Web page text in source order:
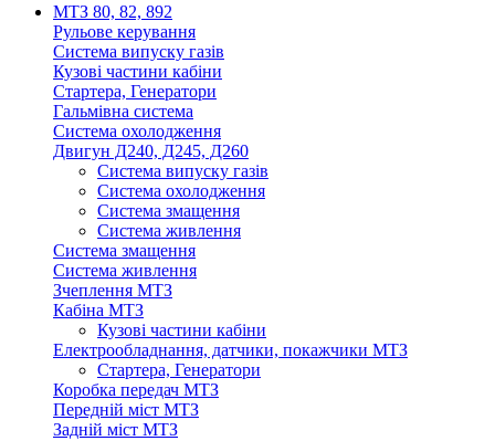
МТЗ 80, 82, 892
Рульове керування
Система випуску газів
Кузові частини кабіни
Стартера, Генератори
Гальмівна система
Система охолодження
Двигун Д240, Д245, Д260
Система випуску газів
Система охолодження
Система змащення
Система живлення
Система змащення
Система живлення
Зчеплення МТЗ
Кабіна МТЗ
Кузові частини кабіни
Електрообладнання, датчики, покажчики МТЗ
Стартера, Генератори
Коробка передач МТЗ
Передній міст МТЗ
Задній міст МТЗ